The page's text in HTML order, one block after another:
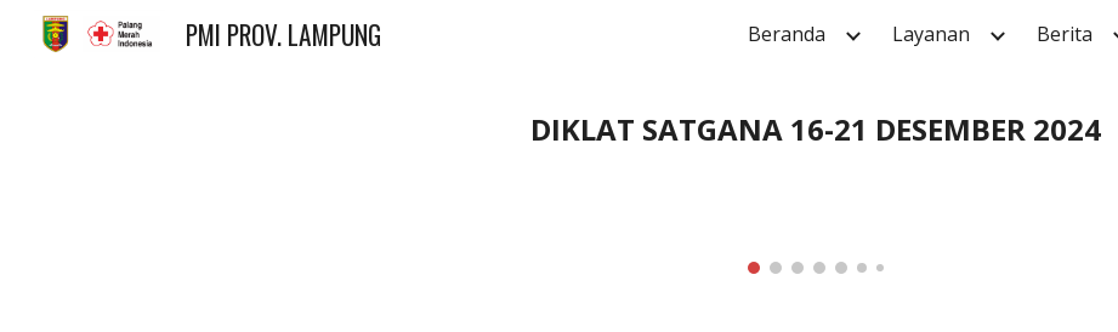
Skip to navigation
PMI PROV. LAMPUNG Beranda Layanan Berita
DIKLAT SATGANA 16-21 DESEMBER 2024